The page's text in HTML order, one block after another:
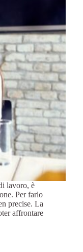
lavoro, è
Per farlo
precise. La
affrontare